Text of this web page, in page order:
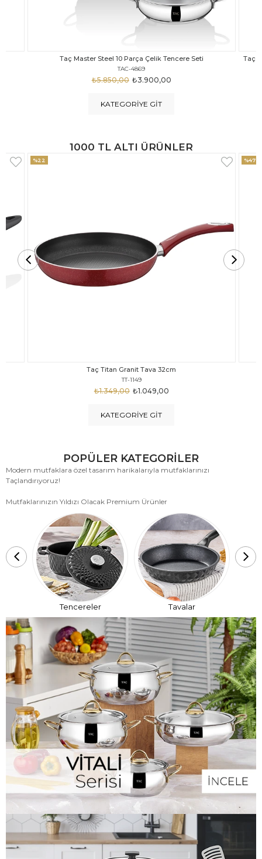
Taç Carabella Döküm Cam Kapak 7 Parça Tencere Seti Siyah
TAC-3817
₺3.250,00
₺4.350,00
KATEGORIYE GIT
1000 TL ALTI ÜRÜNLER
Taç Titan Granit Tava 30cm
TT-1148
₺999,00
₺1.875,00
%47 %18
KATEGORIYE GIT
POPÜLER KATEGORİLER
Modern mutfaklara özel tasarım harikalarıyla mutfaklarınızı
Taçlandırıyoruz!
Mutfaklarınızın Yıldızı Olacak Premium Ürünler
Tencereler Tavalar